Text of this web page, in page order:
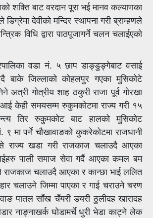
शक्ति बाट वरदान पूरा भई मानव कल्याणका
डिग्रेमा देवीको मन्दिर स्थापना गरी ब्राम्हणले
विधि द्वारा पाठपूजागर्ने चलन चलाईएको
वडा नं. ५ छाप डाङ्डुङ्गेबाट वसाई
बाके जिल्लाको कोहलपुर गएका मुसिकोटे
अत्री गोत्रीय शाह ठकुरी राजा पूर्व गोरखा
केही समयसम्म रुकुमकोटमा राज्य गरी १५
तिर रुकुमकोट बाट हालको मुसिकोट
९ मा पर्ने चौखावाङको कुकरेकोटमा राजधानी
राज्य खडा गरी राजकाज चलाउदै आएका
पाली समाज सेवा गर्दै आएका कमल बम
चलाउदै आएका र कान्छा भाई ललित
चलाउने जिम्मा पाएका र गाई चराउने चरण
पातल साँख चँयरी डयरी ठुलीदह खारादह
नाङ्नाखर्क घोडामर्चे धुरी भेडा काट्ने लेक